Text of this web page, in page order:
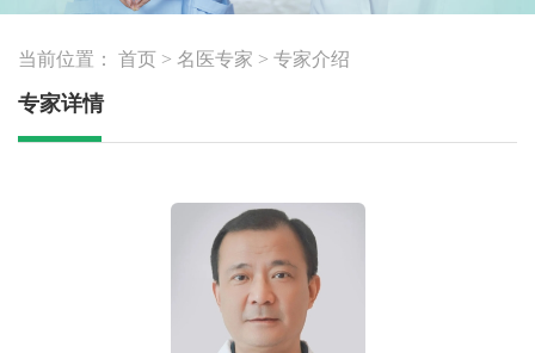
当前位置： 首页 > 名医专家 > 专家介绍
专家详情